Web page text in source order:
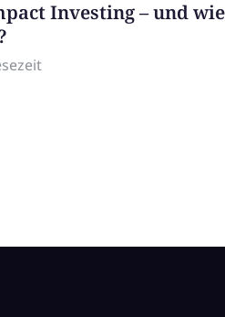
Investing – und wie